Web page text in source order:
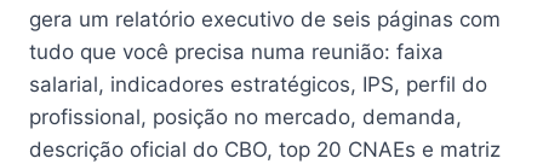
gera um relatório executivo de seis páginas com
tudo que você precisa numa reunião: faixa
salarial, indicadores estratégicos, IPS, perfil do
profissional, posição no mercado, demanda,
descrição oficial do CBO, top 20 CNAEs e matriz